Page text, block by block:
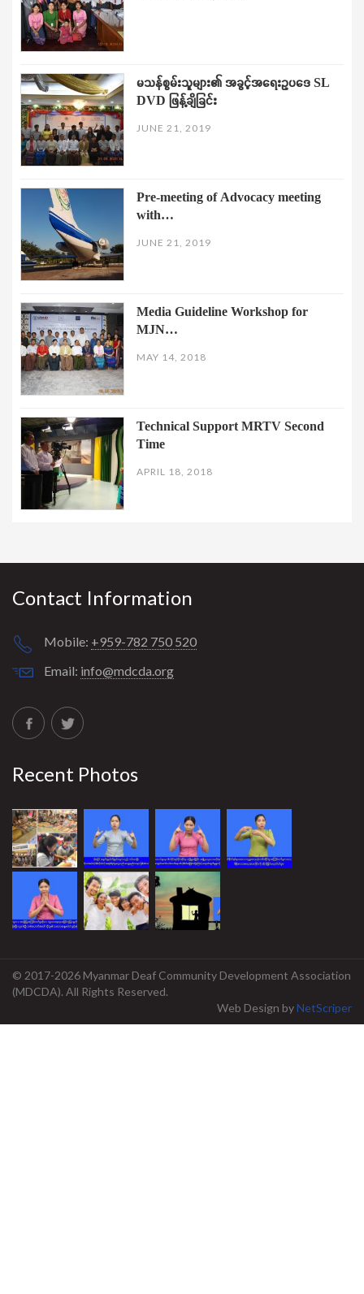
မသန်စွမ်းသူများ၏ အခွင့်အရေးဥပဒေ SL
DVD ဖြန့်ချိခြင်း
JUNE 21, 2019
Pre-meeting of Advocacy meeting
with…
JUNE 21, 2019
Media Guideline Workshop for
MJN…
MAY 14, 2018
Technical Support MRTV Second
Time
APRIL 18, 2018
Contact Information
Mobile: +959-782 750 520
Email: info@mdcda.org
Recent Photos
© 2017-2026 Myanmar Deaf Community Development Association
(MDCDA). All Rights Reserved.
Web Design byNetScriper